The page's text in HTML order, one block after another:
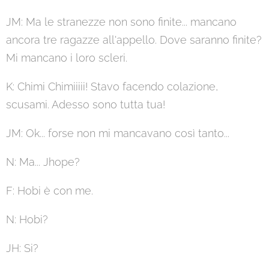
JM: Ma le stranezze non sono finite... mancano
ancora tre ragazze all'appello. Dove saranno finite?
Mi mancano i loro scleri.
K: Chimi Chimiiiii! Stavo facendo colazione,
scusami. Adesso sono tutta tua!
JM: Ok... forse non mi mancavano così tanto...
N: Ma... Jhope?
F: Hobi è con me.
N: Hobi?
JH: Si?